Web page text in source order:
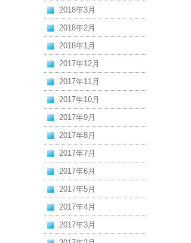
2018年3月
2018年2月
2018年1月
2017年12月
2017年11月
2017年10月
2017年9月
2017年8月
2017年7月
2017年6月
2017年5月
2017年4月
2017年3月